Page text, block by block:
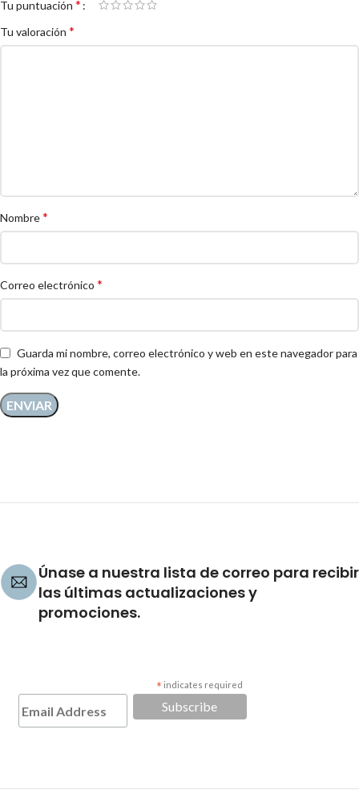
Tu puntuación *
Tu valoración *
Nombre*
Correo electrónico *
Guarda mi nombre, correo electrónico y web en este navegador para
la próxima vez que comente.
Únase a nuestra lista de correo para recibir
las últimas actualizaciones y
promociones.
* indicates required